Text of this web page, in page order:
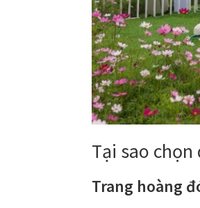
Tại sao
Trang hoàng